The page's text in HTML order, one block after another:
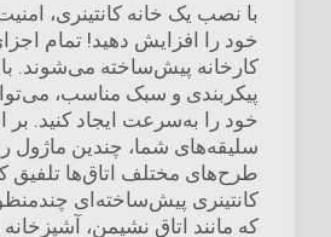
با نصب یک خانه کانتینری،
خود را افزایش دهید! تمام
کارخانه پیش‌ساخته می‌شوند. با
پیکربندی و سبک مناسب،
خود را به‌سرعت ایجاد کنید. بر
سلیقه‌های شما، چندین ماژول
طرح‌های مختلف اتاق‌ها تلفیق
کانتینری پیش‌ساخته‌ای
که مانند اتاق نشیمن،